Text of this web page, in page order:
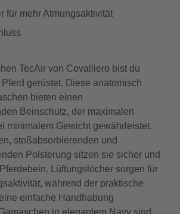
für mehr Atmungsaktivität
TecAir von Covalliero bist du
gerüstet. Diese anatomisch
bieten einen
Beinschutz, der maximalen
minimalem Gewicht gewährleistet.
stoßabsorbierenden und
Polsterung sitzen sie sicher und
Lüftungslöcher sorgen für
während der praktische
einfache Handhabung
in elegantem Navy sind